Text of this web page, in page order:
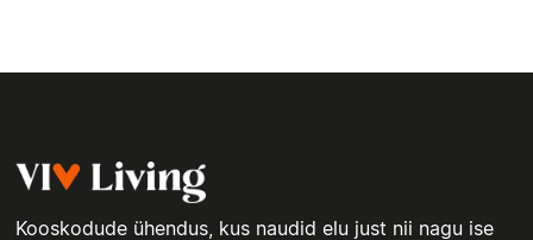
Kooskodude ühendus, kus naudid elu just nii nagu ise